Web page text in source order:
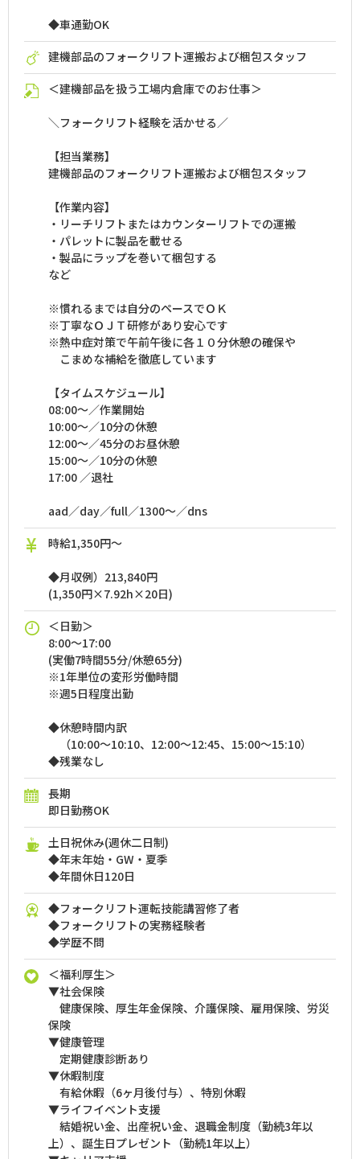
◆車通勤OK
建機部品のフォークリフト運搬および梱包スタッフ
＜建機部品を扱う工場内倉庫でのお仕事＞
＼フォークリフト経験を活かせる／
【担当業務】
建機部品のフォークリフト運搬および梱包スタッフ
【作業内容】
・リーチリフトまたはカウンターリフトでの運搬
・パレットに製品を載せる
・製品にラップを巻いて梱包する
など
※慣れるまでは自分のペースでＯＫ
※丁寧なＯＪＴ研修があり安心です
※熱中症対策で午前午後に各１０分休憩の確保や
こまめな補給を徹底しています
【タイムスケジュール】
08:00～／作業開始
10:00～／10分の休憩
12:00～／45分のお昼休憩
15:00～／10分の休憩
17:00 ／退社
aad／day／full／1300～／dns
時給1,350円～
◆月収例）213,840円
(1,350円×7.92h×20日)
＜日勤＞
8:00～17:00
(実働7時間55分/休憩65分)
※1年単位の変形労働時間
※週5日程度出勤
◆休憩時間内訳
（10:00～10:10、12:00～12:45、15:00～15:10）
◆残業なし
長期
即日勤務OK
土日祝休み(週休二日制)
◆年末年始・GW・夏季
◆年間休日120日
◆フォークリフト運転技能講習修了者
◆フォークリフトの実務経験者
◆学歴不問
＜福利厚生＞
▼社会保険
健康保険、厚生年金保険、介護保険、雇用保険、労災
保険
▼健康管理
定期健康診断あり
▼休暇制度
有給休暇（6ヶ月後付与）、特別休暇
▼ライフイベント支援
結婚祝い金、出産祝い金、退職金制度（勤続3年以
上）、誕生日プレゼント（勤続1年以上）